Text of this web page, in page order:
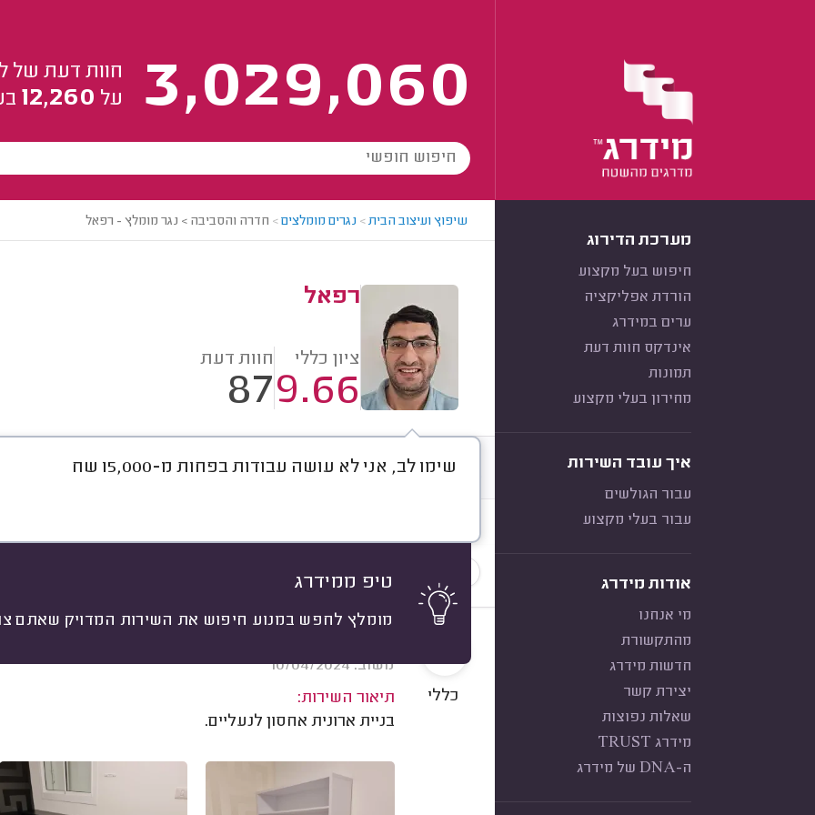
3,029,060
חוות דעת של
על 12,260
מערכת הדירוג
חיפוש בעל מקצוע
הורדת אפליקציה
ערים במידרג
אינדקס חוות דעת
תמונות
מחירון בעלי מקצוע
איך עובד השירות
עבור הגולשים
עבור בעלי מקצוע
אודות מידרג
מי אנחנו
מהתקשורת
חדשות מידרג
יצירת קשר
שאלות נפוצות
מידרג TRUST
ה-DNA של מידרג
שיפוץ ועיצוב הבית> נגרים מומלצים> חדרה והסביבה > נגר מומלץ - רפאל
רפאל
ציון כללי
9.66
חוות דעת
87
שימו לב, אני לא עושה עבודות בפחות מ-15,000 שח
טיפ ממידרג
מומלץ לחפש במנוע חיפוש את השירות המדויק שאתם
דברו איתי חוות דעת ממוצע גלריה
בניית רהיטים
משוב: 10/04/2024
תיאור השירות:
בניית ארונית אחסון לנעליים.
10
כללי